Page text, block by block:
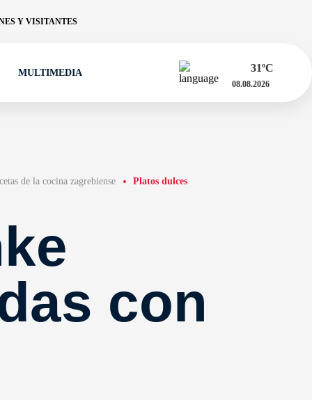
Y VISITANTES
MULTIMEDIA 31ºC
08.08.2026
de la cocina zagrebiense Platos dulces
con